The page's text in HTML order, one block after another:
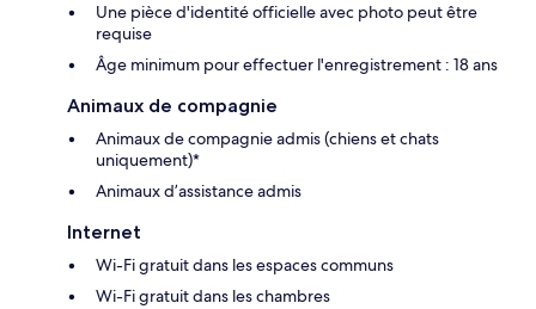
Une pièce d'identité officielle avec photo peut être
requise
Âge minimum pour effectuer l'enregistrement : 18 ans
Animaux de compagnie
Animaux de compagnie admis (chiens et chats
uniquement)*
Animaux d’assistance admis
Internet
Wi-Fi gratuit dans les espaces communs
Wi-Fi gratuit dans les chambres